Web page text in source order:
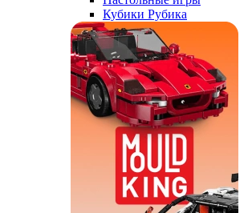
Кубики Рубика